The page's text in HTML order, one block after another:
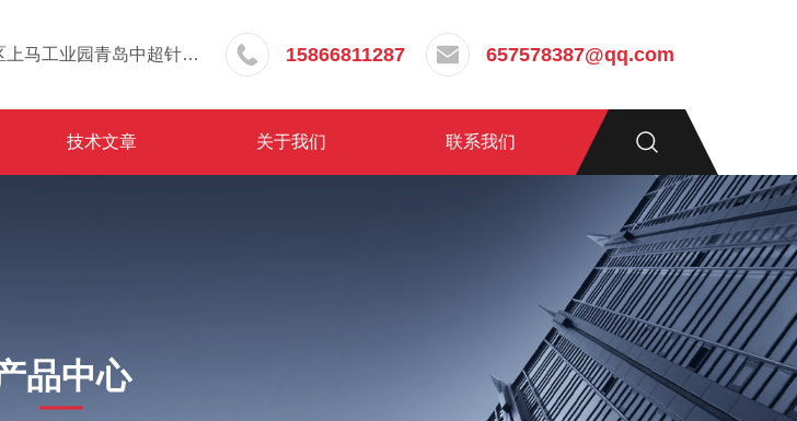
山东省青岛市城阳区上马工业园青岛中超针织有限公司院内东办公楼三层 15866811287 657578387@qq.com
技术文章 关于我们 联系我们
品中心